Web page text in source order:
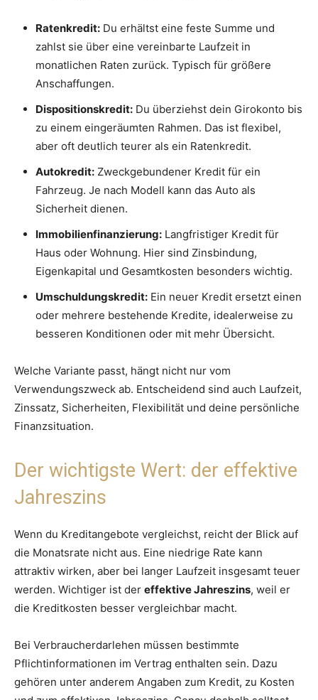
Ratenkredit: Du erhältst eine feste Summe und
zahlst sie über eine vereinbarte Laufzeit in
monatlichen Raten zurück. Typisch für größere
Anschaffungen.
Dispositionskredit: Du überziehst dein Girokonto bis
zu einem eingeräumten Rahmen. Das ist flexibel,
aber oft deutlich teurer als ein Ratenkredit.
Autokredit: Zweckgebundener Kredit für ein
Fahrzeug. Je nach Modell kann das Auto als
Sicherheit dienen.
Immobilienfinanzierung: Langfristiger Kredit für
Haus oder Wohnung. Hier sind Zinsbindung,
Eigenkapital und Gesamtkosten besonders wichtig.
Umschuldungskredit: Ein neuer Kredit ersetzt einen
oder mehrere bestehende Kredite, idealerweise zu
besseren Konditionen oder mit mehr Übersicht.
Welche Variante passt, hängt nicht nur vom
Verwendungszweck ab. Entscheidend sind auch Laufzeit,
Zinssatz, Sicherheiten, Flexibilität und deine persönliche
Finanzsituation.
Der wichtigste Wert: der effektive
Jahreszins
Wenn du Kreditangebote vergleichst, reicht der Blick auf
die Monatsrate nicht aus. Eine niedrige Rate kann
attraktiv wirken, aber bei langer Laufzeit insgesamt teuer
werden. Wichtiger ist der effektive Jahreszins, weil er
die Kreditkosten besser vergleichbar macht.
Bei Verbraucherdarlehen müssen bestimmte
Pflichtinformationen im Vertrag enthalten sein. Dazu
gehören unter anderem Angaben zum Kredit, zu Kosten